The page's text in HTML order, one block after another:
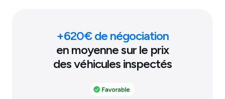
+620€ de négociation
en moyenne sur le prix
des véhicules inspectés